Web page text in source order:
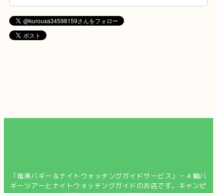
「奄美バギー＆ナイトウォッチングガイドサービス」－４輪バ
ギーツアーとナイトウォッチングガイドのお店です。キャンピ